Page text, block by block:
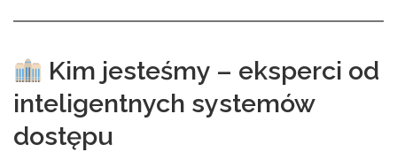
Kim jesteśmy – eksperci od
inteligentnych systemów
dostępu